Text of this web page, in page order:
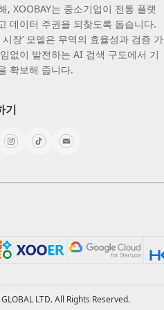
, XOOBAY는 중소기업이 전통 플랫
데이터 주권을 되찾도록 돕습니다.
시장’ 모델은 무역의 효율성과 검증 가
없이 발전하는 AI 검색 구도에서 기
확보해 줍니다.
기
LTD. All Rights Reserved.